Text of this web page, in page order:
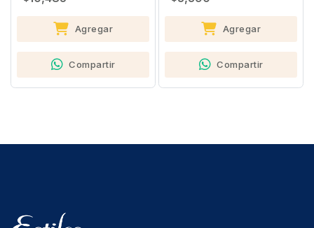
Agregar
Compartir
Agregar
Compartir